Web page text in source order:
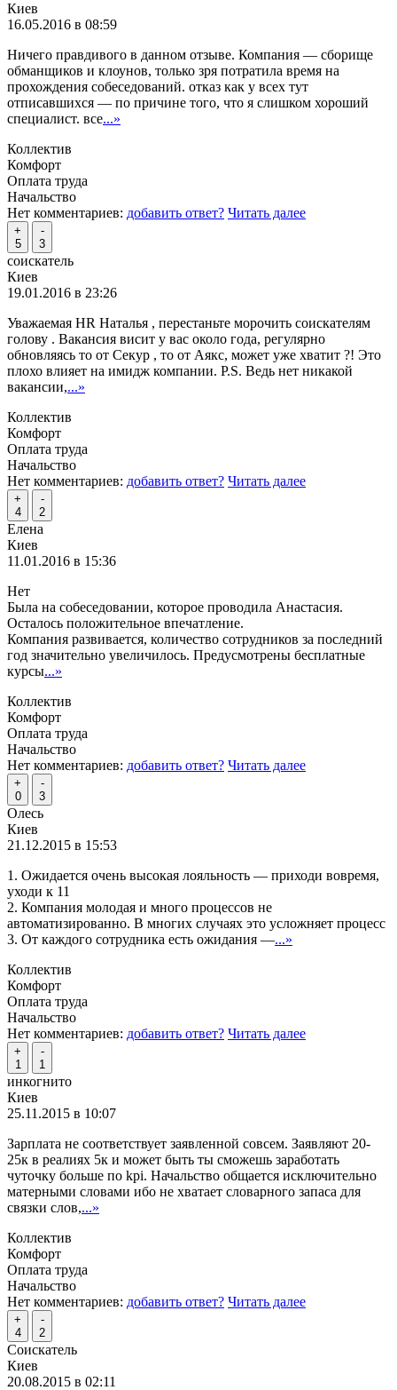
Киев
16.05.2016 в 08:59
Ничего правдивого в данном отзыве. Компания — сборище
обманщиков и клоунов, только зря потратила время на
прохождения собеседований. отказ как у всех тут
отписавшихся — по причине того, что я слишком хороший
специалист. все...»
Коллектив
Комфорт
Оплата труда
Начальство
Нет комментариев: добавить ответ? Читать далее
+
5
-
3
соискатель
Киев
19.01.2016 в 23:26
Уважаемая HR Наталья , перестаньте морочить соискателям
голову . Вакансия висит у вас около года, регулярно
обновляясь то от Секур , то от Аякс, может уже хватит ?! Это
плохо влияет на имидж компании. P.S. Ведь нет никакой
вакансии,...»
Коллектив
Комфорт
Оплата труда
Начальство
Нет комментариев: добавить ответ? Читать далее
+
4
-
2
Елена
Киев
11.01.2016 в 15:36
Нет
Была на собеседовании, которое проводила Анастасия.
Осталось положительное впечатление.
Компания развивается, количество сотрудников за последний
год значительно увеличилось. Предусмотрены бесплатные
курсы...»
Коллектив
Комфорт
Оплата труда
Начальство
Нет комментариев: добавить ответ? Читать далее
+
0
-
3
Олесь
Киев
21.12.2015 в 15:53
1. Ожидается очень высокая лояльность — приходи вовремя,
уходи к 11
2. Компания молодая и много процессов не
автоматизированно. В многих случаях это усложняет процесс
3. От каждого сотрудника есть ожидания —...»
Коллектив
Комфорт
Оплата труда
Начальство
Нет комментариев: добавить ответ? Читать далее
+
1
-
1
инкогнито
Киев
25.11.2015 в 10:07
Зарплата не соответствует заявленной совсем. Заявляют 20-
25к в реалиях 5к и может быть ты сможешь заработать
чуточку больше по kpi. Начальство общается исключительно
матерными словами ибо не хватает словарного запаса для
связки слов,...»
Коллектив
Комфорт
Оплата труда
Начальство
Нет комментариев: добавить ответ? Читать далее
+
4
-
2
Соискатель
Киев
20.08.2015 в 02:11